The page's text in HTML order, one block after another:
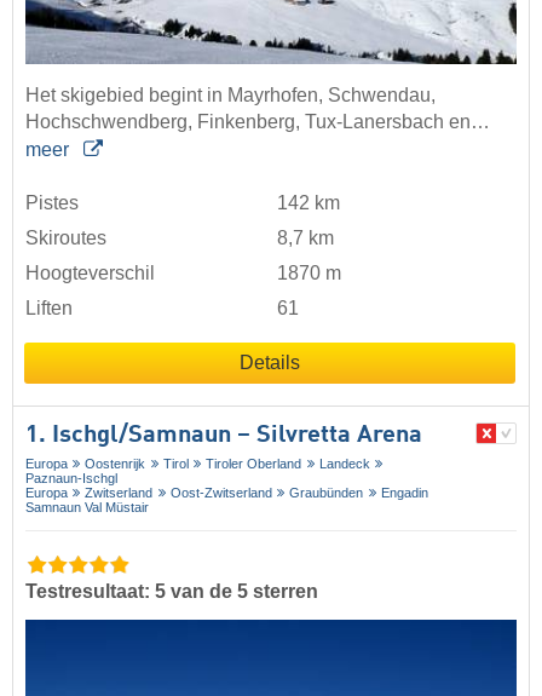
Het skigebied begint in Mayrhofen, Schwendau,
Hochschwendberg, Finkenberg, Tux-Lanersbach en…
meer
Pistes
142 km
Skiroutes
8,7 km
Hoogteverschil
1870 m
Liften
61
Details
1. Ischgl/​Samnaun – Silvretta Arena
Europa Oostenrijk Tirol Tiroler Oberland
Landeck
Paznaun-Ischgl
Europa
Zwitserland Oost-Zwitserland Graubünden
Engadin
Samnaun Val Müstair
Testresultaat: 5 van de 5 sterren